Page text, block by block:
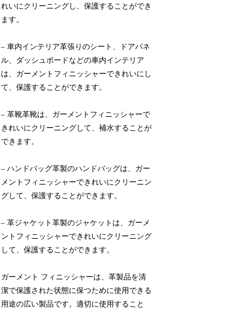
れいにクリーニングし、保護することができ
ます。
– 車内インテリア革張りのシート、ドアパネ
ル、ダッシュボードなどの車内インテリア
は、ガーメントフィニッシャーできれいにし
て、保護することができます。
– 革靴革靴は、ガーメントフィニッシャーで
きれいにクリーニングして、補水することが
できます。
– ハンドバッグ革製のハンドバッグは、ガー
メントフィニッシャーできれいにクリーニン
グして、保護することができます。
– 革ジャケット革製のジャケットは、ガーメ
ントフィニッシャーできれいにクリーニング
して、保護することができます。
ガーメント フィニッシャーは、革製品を清
潔で保護された状態に保つために使用できる
用途の広い製品です。適切に使用すること